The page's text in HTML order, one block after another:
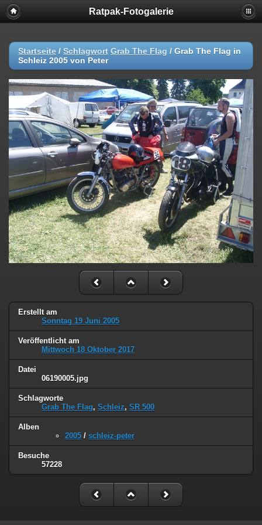
Ratpak-Fotogalerie
Startseite / Schlagwort Grab The Flag / Grab The Flag in
Schleiz 2005 von Peter
Erstellt am
Sonntag 19 Juni 2005
Veröffentlicht am
Mittwoch 18 Oktober 2017
Datei
06190005.jpg
Schlagworte
Grab The Flag, Schleiz, SR 500
Alben
2005 / schleiz-peter
Besuche
57228